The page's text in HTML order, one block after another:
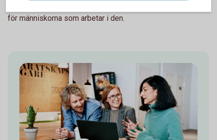
för människorna som arbetar i den.